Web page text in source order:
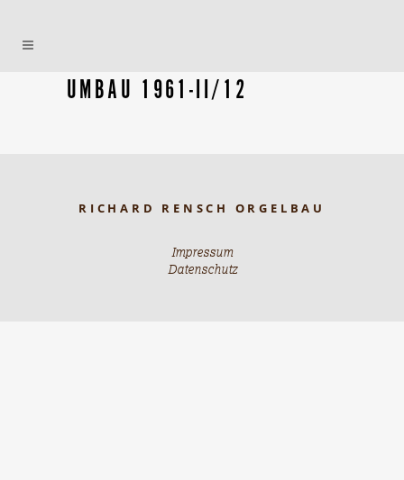
UMBAU 1961-II/12
RICHARD RENSCH ORGELBAU
Impressum
Datenschutz